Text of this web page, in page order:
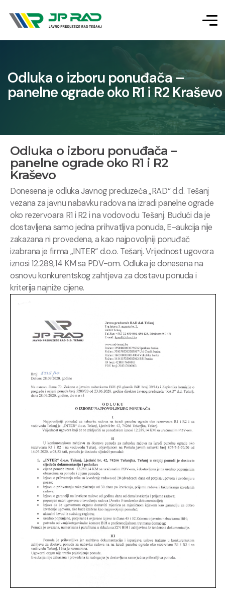
Odluka o izboru ponuđača –
panelne ograde oko R1 i R2 Kraševo
Odluka o izboru ponuđača –
panelne ograde oko R1 i R2
Kraševo
Donesena je odluka Javnog preduzeća „RAD“ d.d. Tešanj
vezana za javnu nabavku radova na izradi panelne ograde
oko rezervoara R1 i R2 i na vodovodu Tešanj. Budući da je
dostavljena samo jedna prihvatljiva ponuda, E-aukcija nije
zakazana ni provedena, a kao najpovoljniji ponuđač
izabrana je firma „INTER“ d.o.o. Tešanj.Vrijednost ugovora
iznosi 12.289,14 KM sa PDV-om.Odluka je donesena na
osnovu konkurentskog zahtjeva za dostavu ponuda i
kriterija najniže cijene.